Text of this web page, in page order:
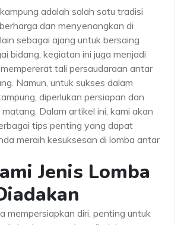
adalah salah satu tradisi
dan menyenangkan di
sebagai ajang untuk bersaing
bidang, kegiatan ini juga menjadi
tali persaudaraan antar
Namun, untuk sukses dalam
diperlukan persiapan dan
Dalam artikel ini, kami akan
tips penting yang dapat
meraih kesuksesan di lomba antar
Jenis Lomba
mempersiapkan diri, penting untuk